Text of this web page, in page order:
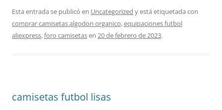
Esta entrada se publicó en Uncategorized y está etiquetada con
comprar camisetas algodon organico,equipaciones futbol
aliexpress,foro camisetasen 20 de febrero de 2023.
camisetas futbol lisas